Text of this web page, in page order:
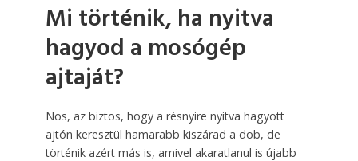
Mi történik, ha nyitva
hagyod a mosógép
ajtaját?
Nos, az biztos, hogy a résnyire nyitva hagyott
ajtón keresztül hamarabb kiszárad a dob, de
történik azért más is, amivel akaratlanul is újabb